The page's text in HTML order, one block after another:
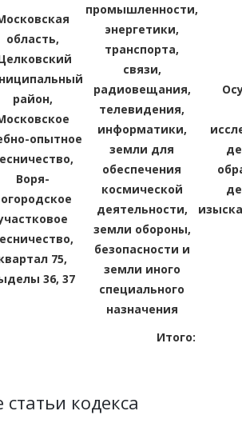
область,
район,
опытное
Воря-
75,
36, 37
промышленности,
энергетики,
транспорта,
связи,
радиовещания,
телевидения,
информатики,
земли для
обеспечения
космической
деятельности,
земли обороны,
безопасности и
земли иного
специального
назначения
Итого:
кодекса